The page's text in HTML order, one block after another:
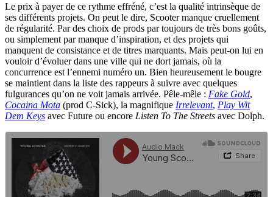
Le prix à payer de ce rythme effréné, c’est la qualité intrinsèque de
ses différents projets. On peut le dire, Scooter manque cruellement
de régularité. Par des choix de prods par toujours de très bons goûts,
ou simplement par manque d’inspiration, et des projets qui
manquent de consistance et de titres marquants. Mais peut-on lui en
vouloir d’évoluer dans une ville qui ne dort jamais, où la
concurrence est l’ennemi numéro un. Bien heureusement le bougre
se maintient dans la liste des rappeurs à suivre avec quelques
fulgurances qu’on ne voit jamais arrivée. Pêle-mêle : Fake Gold,
Cocaina Mota (prod C-Sick), la magnifique Irrelevant, Play Wit
Dem Keys avec Future ou encore Listen To The Streets avec Dolph.